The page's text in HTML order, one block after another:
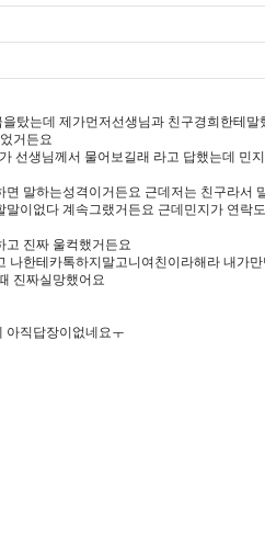
탔는데 제가먼저선생님과 친구경희한테말
거든요
선생님께서 물어보길래 라고 답했는데 민
말하는성격이거든요 근데저는 친구라서
이없다 계속그랬거든요 근데민지가 연락
고 진짜 울컥했거든요
한테카톡하지말고니여친이라해라 내가
진짜실망했어요
아직답장이없네요ㅜ